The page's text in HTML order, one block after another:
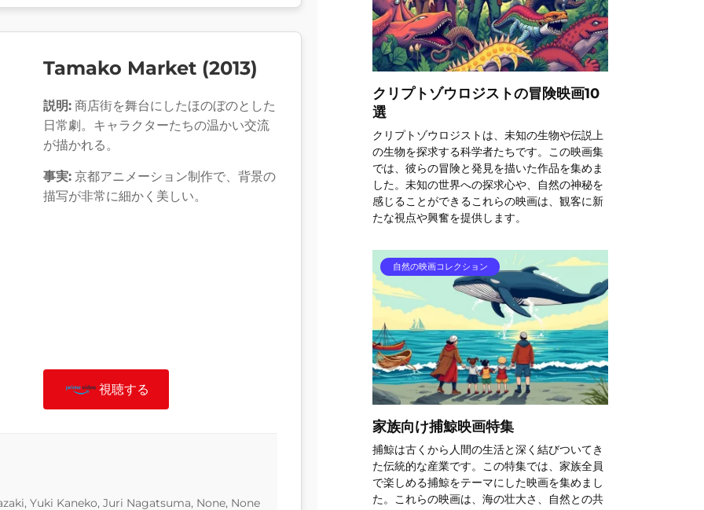
Tamako Market (2013)
説明: 商店街を舞台にしたほのぼのとした
日常劇。キャラクターたちの温かい交流
が描かれる。
事実: 京都アニメーション制作で、背景の
描写が非常に細かく美しい。
視聴する
Yuki Kaneko, Juri Nagatsuma, None, None
クリプトゾウロジストの冒険映画10
選
クリプトゾウロジストは、未知の生物や伝説上
の生物を探求する科学者たちです。この映画集
では、彼らの冒険と発見を描いた作品を集めま
した。未知の世界への探求心や、自然の神秘を
感じることができるこれらの映画は、観客に新
たな視点や興奮を提供します。
自然の映画コレクション
家族向け捕鯨映画特集
捕鯨は古くから人間の生活と深く結びついてき
た伝統的な産業です。この特集では、家族全員
で楽しめる捕鯨をテーマにした映画を集めまし
た。これらの映画は、海の壮大さ、自然との共